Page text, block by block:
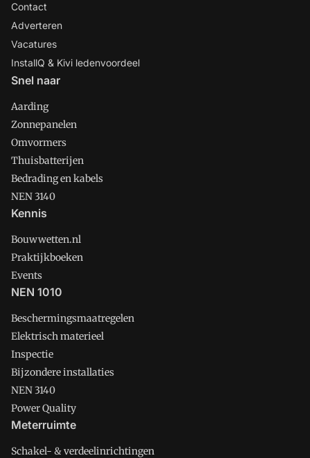
Contact
Adverteren
Vacatures
InstallQ & Kivi ledenvoordeel
Snel naar
Aarding
Zonnepanelen
Omvormers
Thuisbatterijen
Bedrading en kabels
NEN 3140
Kennis
Bouwwetten.nl
Praktijkboeken
Events
NEN 1010
Beschermingsmaatregelen
Elektrisch materieel
Inspectie
Bijzondere installaties
NEN 3140
Power Quality
Meterruimte
Schakel- & verdeelinrichtingen